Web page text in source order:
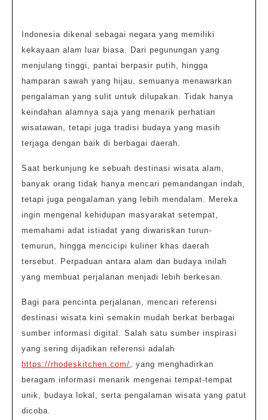
Indonesia dikenal sebagai negara yang memiliki
kekayaan alam luar biasa. Dari pegunungan yang
menjulang tinggi, pantai berpasir putih, hingga
hamparan sawah yang hijau, semuanya menawarkan
pengalaman yang sulit untuk dilupakan. Tidak hanya
keindahan alamnya saja yang menarik perhatian
wisatawan, tetapi juga tradisi budaya yang masih
terjaga dengan baik di berbagai daerah.
Saat berkunjung ke sebuah destinasi wisata alam,
banyak orang tidak hanya mencari pemandangan indah,
tetapi juga pengalaman yang lebih mendalam. Mereka
ingin mengenal kehidupan masyarakat setempat,
memahami adat istiadat yang diwariskan turun-
temurun, hingga mencicipi kuliner khas daerah
tersebut. Perpaduan antara alam dan budaya inilah
yang membuat perjalanan menjadi lebih berkesan.
Bagi para pencinta perjalanan, mencari referensi
destinasi wisata kini semakin mudah berkat berbagai
sumber informasi digital. Salah satu sumber inspirasi
yang sering dijadikan referensi adalah
https://rhodeskitchen.com/, yang menghadirkan
beragam informasi menarik mengenai tempat-tempat
unik, budaya lokal, serta pengalaman wisata yang patut
dicoba.